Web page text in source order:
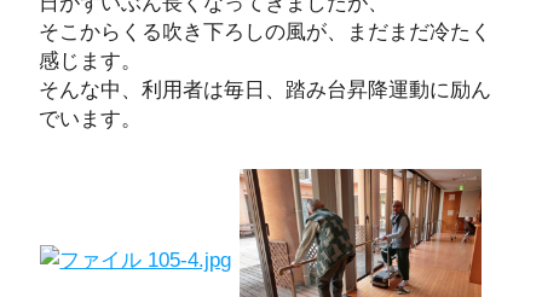
そこからくる吹き下ろしの風が、まだまだ冷たく
感じます。
そんな中、利用者は毎日、踏み台昇降運動に励ん
でいます。